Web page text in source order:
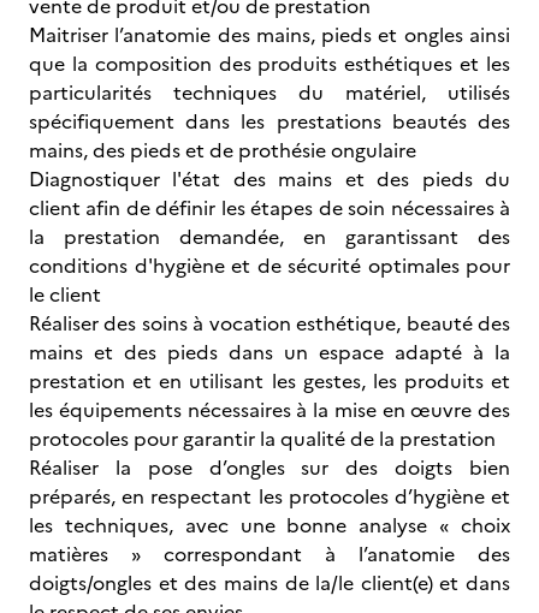
vente de produit et/ou de prestation
Maitriser l’anatomie des mains, pieds et ongles ainsi
que la composition des produits esthétiques et les
particularités techniques du matériel, utilisés
spécifiquement dans les prestations beautés des
mains, des pieds et de prothésie ongulaire
Diagnostiquer l'état des mains et des pieds du
client afin de définir les étapes de soin nécessaires à
la prestation demandée, en garantissant des
conditions d'hygiène et de sécurité optimales pour
le client
Réaliser des soins à vocation esthétique, beauté des
mains et des pieds dans un espace adapté à la
prestation et en utilisant les gestes, les produits et
les équipements nécessaires à la mise en œuvre des
protocoles pour garantir la qualité de la prestation
Réaliser la pose d’ongles sur des doigts bien
préparés, en respectant les protocoles d’hygiène et
les techniques, avec une bonne analyse « choix
matières » correspondant à l’anatomie des
doigts/ongles et des mains de la/le client(e) et dans